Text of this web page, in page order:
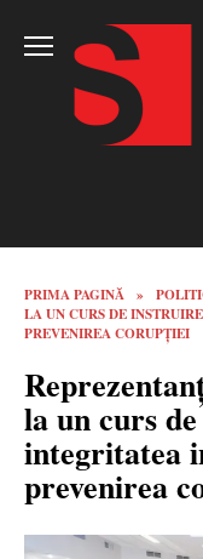
PRIMA PAGINĂ »
LA UN CURS DE
PREVENIREA CORUPȚIEI
la un curs
integritatea
prevenirea